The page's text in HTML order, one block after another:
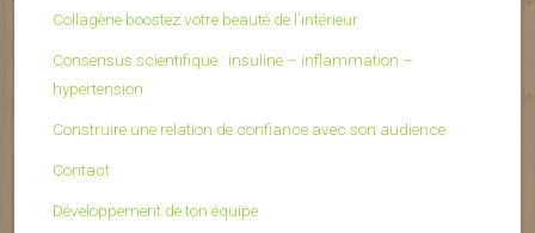
Collagène boostez votre beauté de l’intérieur
Consensus scientifique : insuline – inflammation –
hypertension
Construire une relation de confiance avec son audience
Contact
Développement de ton équipe